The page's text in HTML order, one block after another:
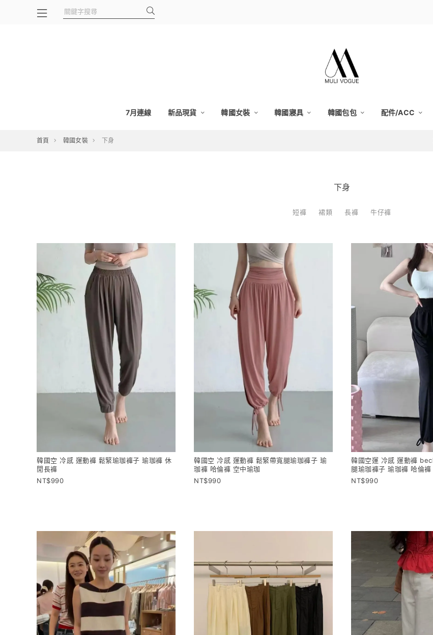
7月連線 新品現貨 韓國女裝 韓國寢具 韓國包包 配件/ACC
首頁 韓國女裝 下身
下身
短褲 裙類 長褲 牛仔褲
韓國空 冷感 運動褲 鬆緊瑜珈褲子 瑜珈褲 休
閒長褲
990
韓國空 冷感 運動褲 鬆緊帶寬腿瑜珈褲子 瑜
珈褲 哈倫褲 空中瑜珈
990
韓國空運 冷感 運動褲
腿瑜珈褲子 瑜珈褲 哈倫
990